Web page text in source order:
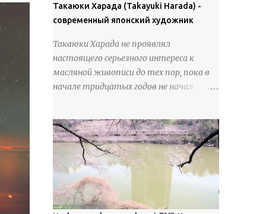
18 век. Шахматный набор "Рыцари
против турок" в шкатулке из
см, Холмогоры, 18 век....
покрова может восприниматься как
матовая. Такое свойство чаще всего
метелевого и фирнизированного снега.
Тем не менее, иногда значительное
количество кристаллов может
располагаться в одной плоскости,
поверхностной изморози. В данном
случае усиливается зеркальное
отражение, что приводит к
искристости снега, зависящей от
положения наблюдателя и высоты
солнца. Зеркальные свойства наиболее
заметны при угле солнечного света 15°
Такаюки Харада (Takayuki Harada) -
современный японский художник
Такаюки Харада не проявлял
настоящего серьезного интереса к
масляной живописи до тех пор, пока в
начале тридцатых годов не начал
художественные музеи и галереи, он
был глубоко тронут и вдохновлен
красотой масляной живописи великих
мастеров. Искусствовед Брайан
Шервин прокомментировал картины
художника, заявив, что "Такаюки